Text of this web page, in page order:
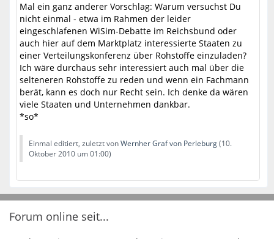
Mal ein ganz anderer Vorschlag: Warum versuchst Du
nicht einmal - etwa im Rahmen der leider
eingeschlafenen WiSim-Debatte im Reichsbund oder
auch hier auf dem Marktplatz interessierte Staaten zu
einer Verteilungskonferenz über Rohstoffe einzuladen?
Ich wäre durchaus sehr interessiert auch mal über die
selteneren Rohstoffe zu reden und wenn ein Fachmann
berät, kann es doch nur Recht sein. Ich denke da wären
viele Staaten und Unternehmen dankbar.
*so*
Einmal editiert, zuletzt vonWernher Graf von Perleburg(10.
Oktober 2010 um 01:00)
Forum online seit...